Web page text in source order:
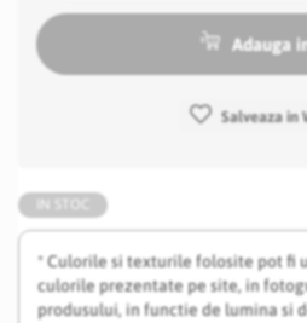
* Culorile si texturile folosite pot fi
culorile prezentate pe site, in
produsului, in functie de lumina si
Adauga
Salveaza in